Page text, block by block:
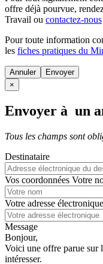
offre déjà pourvue,
Travail ou contactez-nous
Pour toute information
les fiches pratiques du
Annuler
×
Envoyer à un
Tous les champs sont
Destinataire
Vos coordonnées Votre
Votre adresse électronique
Message
Bonjour,
Voici une offre parue sur
intéresser.